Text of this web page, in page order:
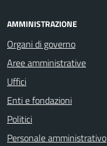
AMMINISTRAZIONE
Organi di governo
Aree amministrative
Uffici
Enti e fondazioni
Politici
Personale amministrativo